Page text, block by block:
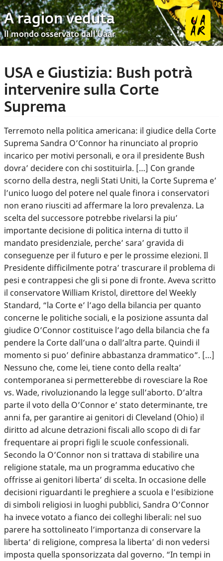
A ragion veduta
Il mondo osservato dall’Uaar
USA e Giustizia: Bush potrà
intervenire sulla Corte
Suprema
Terremoto nella politica americana: il giudice della Corte
Suprema Sandra O’Connor ha rinunciato al proprio
incarico per motivi personali, e ora il presidente Bush
dovra’ decidere con chi sostituirla. […] Con grande
scorno della destra, negli Stati Uniti, la Corte Suprema e’
l’unico luogo del potere nel quale finora i conservatori
non erano riusciti ad affermare la loro prevalenza. La
scelta del successore potrebbe rivelarsi la piu’
importante decisione di politica interna di tutto il
mandato presidenziale, perche’ sara’ gravida di
conseguenze per il futuro e per le prossime elezioni. Il
Presidente difficilmente potra’ trascurare il problema di
pesi e contrappesi che gli si pone di fronte. Aveva scritto
il conservatore William Kristol, direttore del Weekly
Standard, “la Corte e’ l’ago della bilancia per quanto
concerne le politiche sociali, e la posizione assunta dal
giudice O’Connor costituisce l’ago della bilancia che fa
pendere la Corte dall’una o dall’altra parte. Quindi il
momento si puo’ definire abbastanza drammatico”. […]
Nessuno che, come lei, tiene conto della realta’
contemporanea si permetterebbe di rovesciare la Roe
vs. Wade, rivoluzionando la legge sull’aborto. D’altra
parte il voto della O’Connor e’ stato determinante, tre
anni fa, per garantire ai genitori di Cleveland (Ohio) il
diritto ad alcune detrazioni fiscali allo scopo di di far
frequentare ai propri figli le scuole confessionali.
Secondo la O’Connor non si trattava di stabilire una
religione statale, ma un programma educativo che
offrisse ai genitori liberta’ di scelta. In occasione delle
decisioni riguardanti le preghiere a scuola e l’esibizione
di simboli religiosi in luoghi pubblici, Sandra O’Connor
ha invece votato a fianco dei colleghi liberali: nel suo
parere ha sottolineato l’importanza di conservare la
liberta’ di religione, compresa la liberta’ di non vedersi
imposta quella sponsorizzata dal governo. “In tempi in